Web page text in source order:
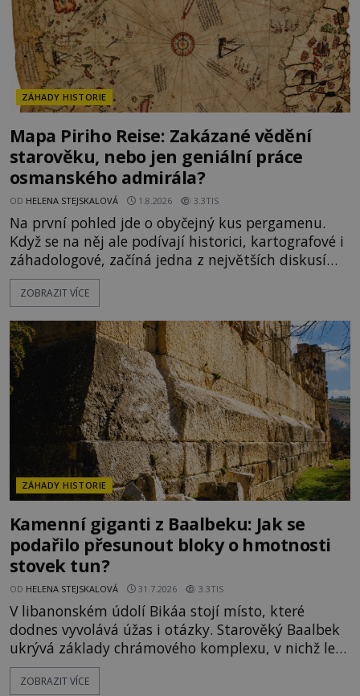
ZÁHADY HISTORIE
Mapa Piriho Reise: Zakázané vědění
starověku, nebo jen geniální práce
osmanského admirála?
OD HELENA STEJSKALOVÁ 1.8.2026 3.3TIS
Na první pohled jde o obyčejný kus pergamenu.
Když se na něj ale podívají historici, kartografové i
záhadologové, začíná jedna z největších diskusí
moderní historie. Osmanský admirál Piri Reis roku
1513 kreslí mapu světa, která překvapuje
ní vidí důkaz ztracené civilizace nebo dokonce
znalost Antarktidy dávno před jejím objevením.
Jiní tvrdí,
ZOBRAZIT VÍCE
ZÁHADY HISTORIE
Kamenní giganti z Baalbeku: Jak se
podařilo přesunout bloky o hmotnosti
stovek tun?
OD HELENA STEJSKALOVÁ 31.7.2026 3.3TIS
V libanonském údolí Bikáa stojí místo, které
dodnes vyvolává úžas i otázky. Starověký Baalbek
ukrývá základy chrámového komplexu, v nichž leží
kameny tak obrovské, že se zdá téměř nemožné je
přesunout. Některé bloky váží kolem tisíce tun,
ZOBRAZIT VÍCE